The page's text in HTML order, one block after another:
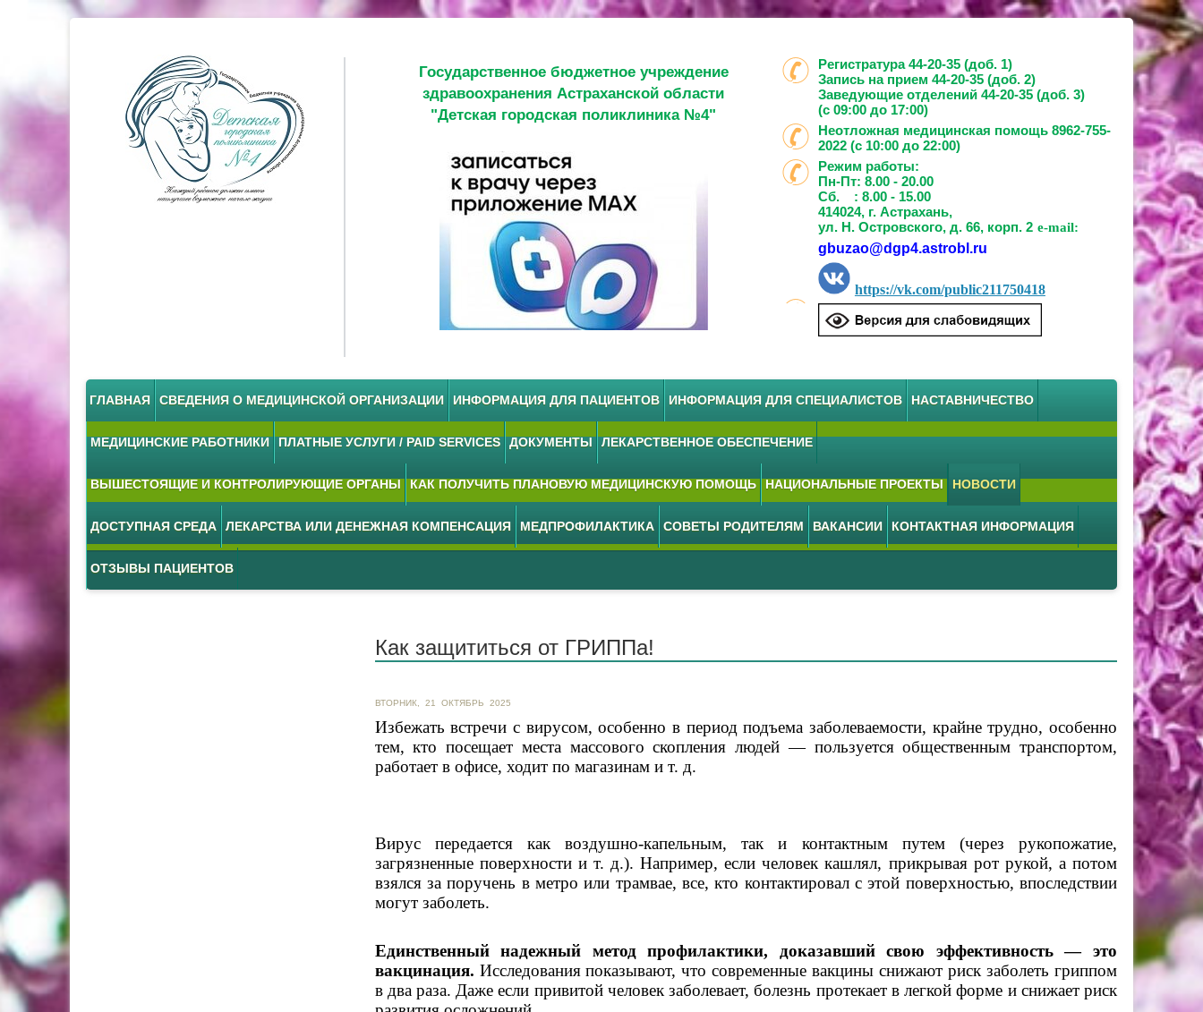
Регистратура 44-20-35 (доб. 1)
Запись на прием 44-20-35 (доб. 2)
Заведующие отделений 44-20-35 (доб. 3)
(с 09:00 до 17:00)
Неотложная медицинская помощь 8962-755-
2022 (с 10:00 до 22:00)
Режим работы:
Пн-Пт: 8.00 - 20.00
Сб. : 8.00 - 15.00
414024, г. Астрахань,
ул. Н. Островского, д. 66, корп. 2 e-mail:
gbuzao@dgp4.astrobl.ru
https://vk.com/public211750418
Государственное бюджетное учреждение
здравоохранения Астраханской области
"Детская городская поликлиника №4"
ГЛАВНАЯ СВЕДЕНИЯ О МЕДИЦИНСКОЙ ОРГАНИЗАЦИИ ИНФОРМАЦИЯ ДЛЯ ПАЦИЕНТОВ ИНФОРМАЦИЯ ДЛЯ СПЕЦИАЛИСТОВ НАСТАВНИЧЕСТВО
МЕДИЦИНСКИЕ РАБОТНИКИ ПЛАТНЫЕ УСЛУГИ / PAID SERVICES ДОКУМЕНТЫ ЛЕКАРСТВЕННОЕ ОБЕСПЕЧЕНИЕ
ВЫШЕСТОЯЩИЕ И КОНТРОЛИРУЮЩИЕ ОРГАНЫ КАК ПОЛУЧИТЬ ПЛАНОВУЮ МЕДИЦИНСКУЮ ПОМОЩЬ НАЦИОНАЛЬНЫЕ ПРОЕКТЫ НОВОСТИ
ДОСТУПНАЯ СРЕДА ЛЕКАРСТВА ИЛИ ДЕНЕЖНАЯ КОМПЕНСАЦИЯ МЕДПРОФИЛАКТИКА СОВЕТЫ РОДИТЕЛЯМ ВАКАНСИИ КОНТАКТНАЯ ИНФОРМАЦИЯ
ОТЗЫВЫ ПАЦИЕНТОВ
Как защититься от ГРИППа!
ВТОРНИК, 21 ОКТЯБРЬ 2025
Избежать встречи с вирусом, особенно в период подъема заболеваемости, крайне трудно, особенно
тем, кто посещает места массового скопления людей — пользуется общественным транспортом,
работает в офисе, ходит по магазинам и т. д.
Вирус передается как воздушно-капельным, так и контактным путем (через рукопожатие,
загрязненные поверхности и т. д.). Например, если человек кашлял, прикрывая рот рукой, а потом
взялся за поручень в метро или трамвае, все, кто контактировал с этой поверхностью, впоследствии
могут заболеть.
Единственный надежный метод профилактики, доказавший свою эффективность — это
вакцинация. Исследования показывают, что современные вакцины снижают риск заболеть гриппом
в два раза. Даже если привитой человек заболевает, болезнь протекает в легкой форме и снижает риск